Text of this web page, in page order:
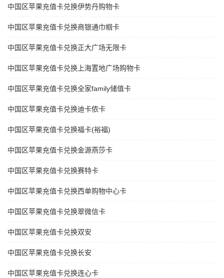
中国区苹果充值卡兑换伊势丹购物卡
中国区苹果充值卡兑换商银通巾帼卡
中国区苹果充值卡兑换正大广场无限卡
中国区苹果充值卡兑换上海置地广场购物卡
中国区苹果充值卡兑换全家family储值卡
中国区苹果充值卡兑换迪卡侬卡
中国区苹果充值卡兑换福卡(裕福)
中国区苹果充值卡兑换金源燕莎卡
中国区苹果充值卡兑换赛特卡
中国区苹果充值卡兑换西单购物中心卡
中国区苹果充值卡兑换翠微信卡
中国区苹果充值卡兑换双安
中国区苹果充值卡兑换长安
中国区苹果充值卡兑换连心卡